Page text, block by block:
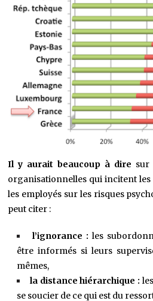
Il y aurait beaucoup à dire sur
organisationnelles qui incitent
les employés sur les risques
peut citer :
l’ignorance : les
être informés si leurs
mêmes,
la distance hiérarchique :
se soucier de ce qui est du